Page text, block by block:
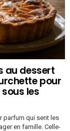
au dessert
pour
les
parfum qui sent les
en famille. Celle-